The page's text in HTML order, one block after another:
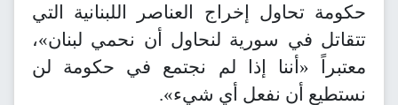
حكومة تحاول إخراج العناصر اللبنانية التي
تتقاتل في سورية لنحاول أن نحمي لبنان»،
معتبراً «أننا إذا لم نجتمع في حكومة لن
نستطيع أن نفعل أي شيء».